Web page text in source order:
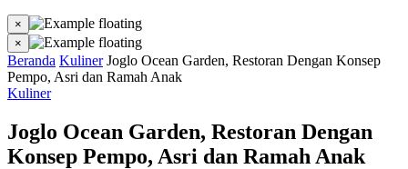
×
×
Beranda Kuliner Joglo Ocean Garden, Restoran Dengan Konsep
Pempo, Asri dan Ramah Anak
Kuliner
Joglo Ocean Garden, Restoran Dengan
Konsep Pempo, Asri dan Ramah Anak